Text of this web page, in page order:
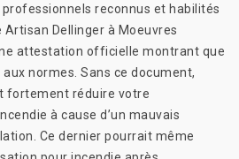
reconnus et habilités
Dellinger à Moeuvres
attestation officielle montrant que
normes. Sans ce document,
fortement réduire votre
à cause d’un mauvais
Ce dernier pourrait même